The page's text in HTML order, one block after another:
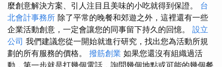
麼創意解決方案、引人注目且美味的小吃就得到保證。 台
北會計事務所 除了平常的晚餐和郊遊之外，這裡還有一些
企業活動創意，一定會讓您的同事留下持久的回憶。 設立
公司 我們建議您從一開始就進行研究，找出您為活動所規
劃的所有服務的價格。 撥筋創業 如果您還沒有組織過活
動，第一步就是打幾個電話，詢問幾個地點或可能的幾個餐